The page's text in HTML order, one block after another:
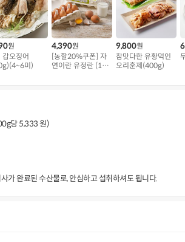
원
갑오징어
미)
4,390원
[농할20%쿠폰] 자
연이란 유정란 (10
9,800원
참맛다한 유황먹인
오리훈제(400g)
당 5,333 원)
가 완료된 수산물로, 안심하고 섭취하셔도 됩니다.